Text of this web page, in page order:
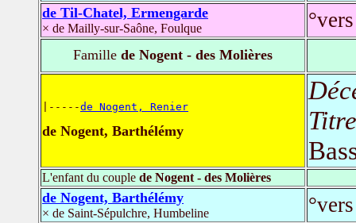
de Til-Chatel, Ermengarde
× de Mailly-sur-Saône, Foulque
Famille de Nogent - des Molières
|-----de Nogent, Renier
de Nogent, Barthélémy
L'enfant du couple de Nogent - des Molières
de Nogent, Barthélémy
× de Saint-Sépulchre, Humbeline